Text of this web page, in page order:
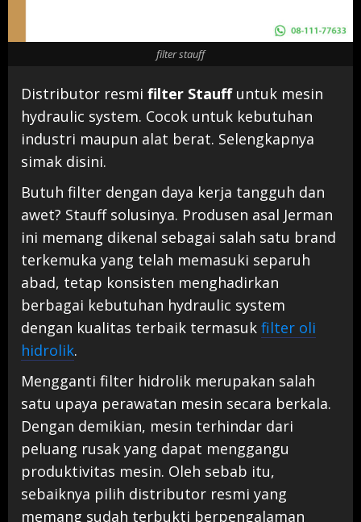
filter stauff
Distributor resmi filter Stauffuntuk mesin
hydraulic system. Cocok untuk kebutuhan
industri maupun alat berat. Selengkapnya
simak disini.
Butuh filter dengan daya kerja tangguh dan
awet? Stauff solusinya. Produsen asal Jerman
ini memang dikenal sebagai salah satu brand
terkemuka yang telah memasuki separuh
abad, tetap konsisten menghadirkan
berbagai kebutuhan hydraulic system
dengan kualitas terbaik termasuk filter oli
hidrolik.
Mengganti filter hidrolik merupakan salah
satu upaya perawatan mesin secara berkala.
Dengan demikian, mesin terhindar dari
peluang rusak yang dapat menggangu
produktivitas mesin. Oleh sebab itu,
sebaiknya pilih distributor resmi yang
memang sudah terbukti berpengalaman